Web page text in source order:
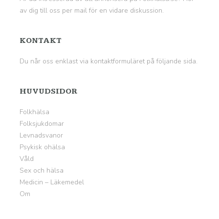
av dig till oss per mail för en vidare diskussion.
KONTAKT
Du når oss enklast via kontaktformuläret på följande sida.
HUVUDSIDOR
Folkhälsa
Folksjukdomar
Levnadsvanor
Psykisk ohälsa
Våld
Sex och hälsa
Medicin – Läkemedel
Om